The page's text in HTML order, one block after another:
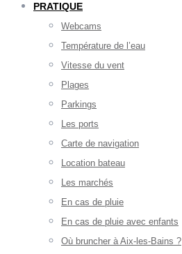
PRATIQUE
Webcams
Température de l’eau
Vitesse du vent
Plages
Parkings
Les ports
Carte de navigation
Location bateau
Les marchés
En cas de pluie
En cas de pluie avec enfants
Où bruncher à Aix-les-Bains ?